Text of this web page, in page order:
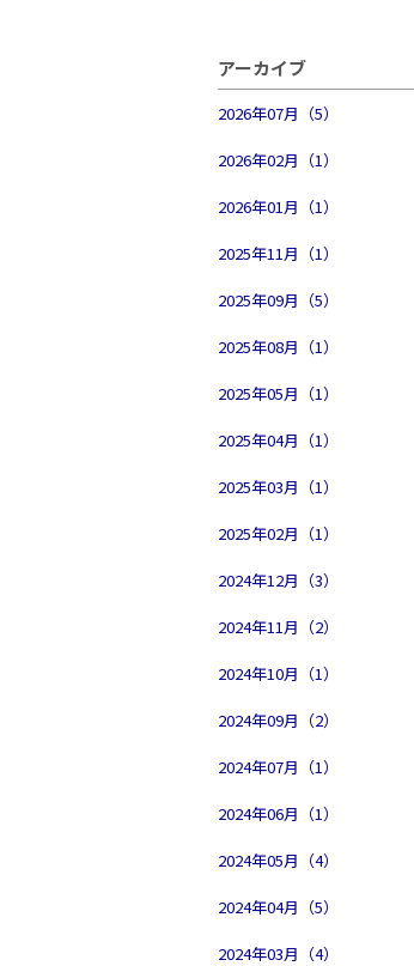
アーカイブ
2026年07月（5）
2026年02月（1）
2026年01月（1）
2025年11月（1）
2025年09月（5）
2025年08月（1）
2025年05月（1）
2025年04月（1）
2025年03月（1）
2025年02月（1）
2024年12月（3）
2024年11月（2）
2024年10月（1）
2024年09月（2）
2024年07月（1）
2024年06月（1）
2024年05月（4）
2024年04月（5）
2024年03月（4）